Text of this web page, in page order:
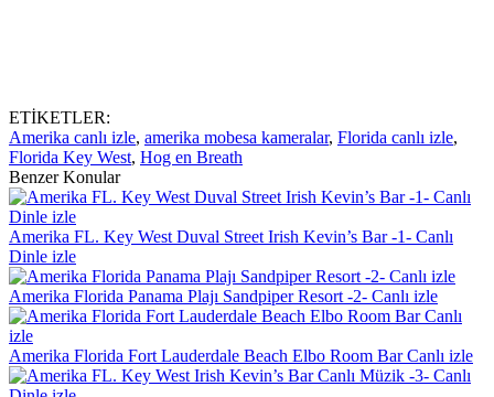
ETİKETLER:
Amerika canlı izle, amerika mobesa kameralar, Florida canlı izle,
Florida Key West, Hog en Breath
Benzer Konular
Amerika FL. Key West Duval Street Irish Kevin’s Bar -1- Canlı
Dinle izle
Amerika Florida Panama Plajı Sandpiper Resort -2- Canlı izle
Amerika Florida Fort Lauderdale Beach Elbo Room Bar Canlı izle